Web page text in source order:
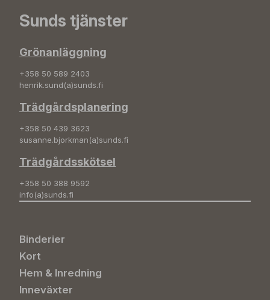
Sunds tjänster
Grönanläggning
+358 50 589 2403
henrik.sund(a)sunds.fi
Trädgårdsplanering
+358 50 439 3623
susanne.bjorkman(a)sunds.fi
Trädgårdsskötsel
+358 50 388 9592
info(a)sunds.fi
Binderier
Kort
Hem & Inredning
Inneväxter